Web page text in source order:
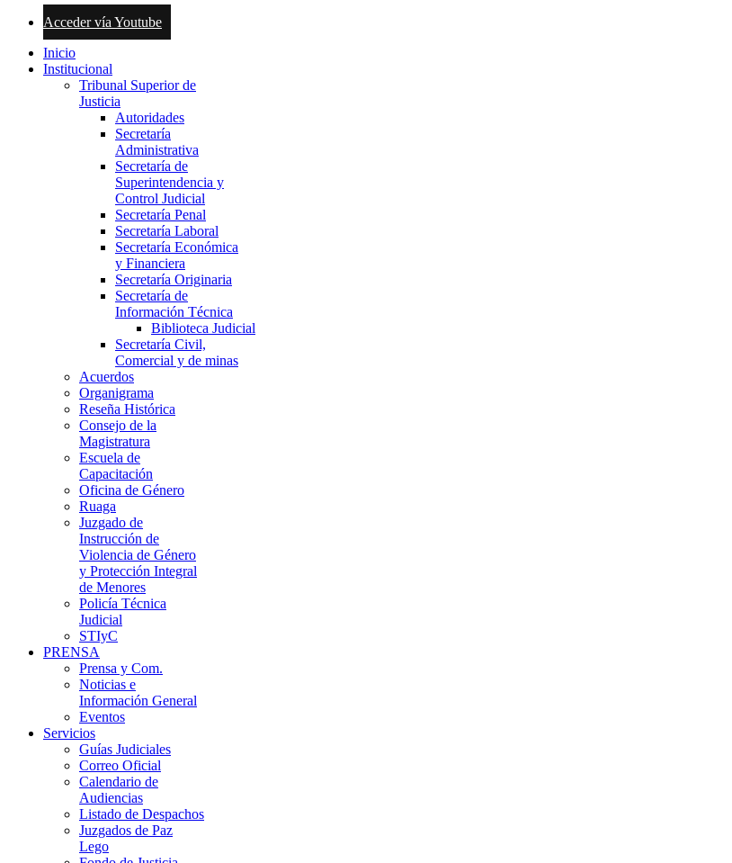
Acceder vía Youtube
Inicio
Institucional
Tribunal Superior de
Justicia
Autoridades
Secretaría
Administrativa
Secretaría de
Superintendencia y
Control Judicial
Secretaría Penal
Secretaría Laboral
Secretaría Económica
y Financiera
Secretaría Originaria
Secretaría de
Información Técnica
Biblioteca Judicial
Secretaría Civil,
Comercial y de minas
Acuerdos
Organigrama
Reseña Histórica
Consejo de la
Magistratura
Escuela de
Capacitación
Oficina de Género
Ruaga
Juzgado de
Instrucción de
Violencia de Género
y Protección Integral
de Menores
Policía Técnica
Judicial
STIyC
PRENSA
Prensa y Com.
Noticias e
Información General
Eventos
Servicios
Guías Judiciales
Correo Oficial
Calendario de
Audiencias
Listado de Despachos
Juzgados de Paz
Lego